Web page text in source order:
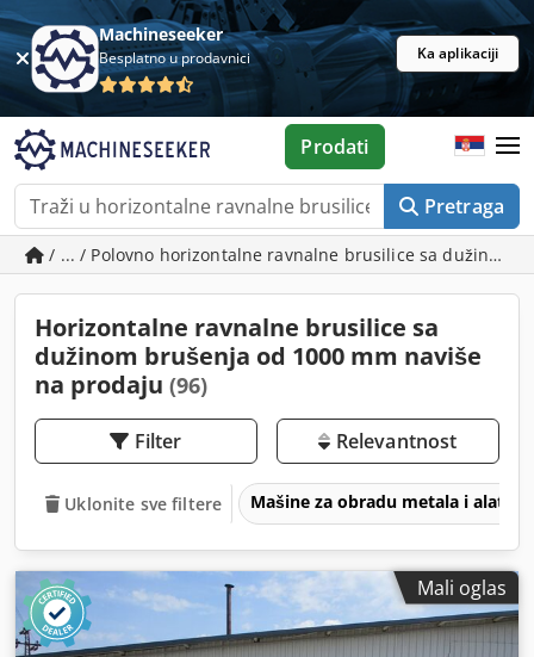
Machineseeker
Besplatno u prodavnici Ka aplikaciji
Pretraga
Prodati
/ ... / Polovno horizontalne ravnalne brusilice sa dužinom
Horizontalne ravnalne brusilice sa
dužinom brušenja od 1000 mm naviše
na prodaju (96)
Filter Relevantnost
Uklonite sve filtere Mašine za obradu metala i alatne
Mali oglas